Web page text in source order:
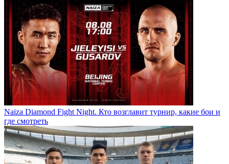
Naiza Diamond Fight Night. Кто возглавит турнир, какие бои и
где смотреть